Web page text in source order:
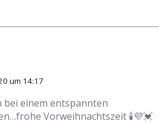
um 14:17
einem entspannten
Vorweihnachtszeit 🕯💜💓